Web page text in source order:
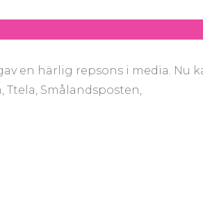
en härlig repsons i media. Nu
Smålandsposten,